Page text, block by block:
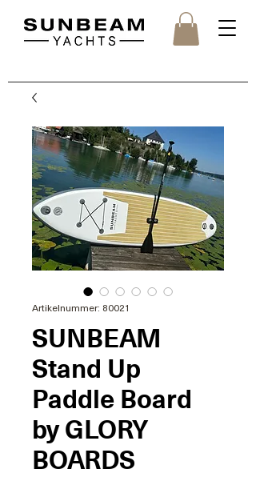
Artikelnummer: 80021
SUNBEAM
Stand Up
Paddle Board
by GLORY
BOARDS